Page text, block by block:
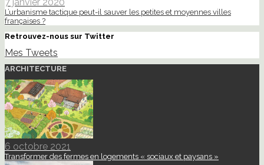
L’urbanisme tactique peut-il sauver les petites et moyennes villes
françaises ?
Retrouvez-nous sur Twitter
Mes Tweets
ARCHITECTURE
6 octobre 2021
Transformer des fermes en logements « sociaux et paysans »